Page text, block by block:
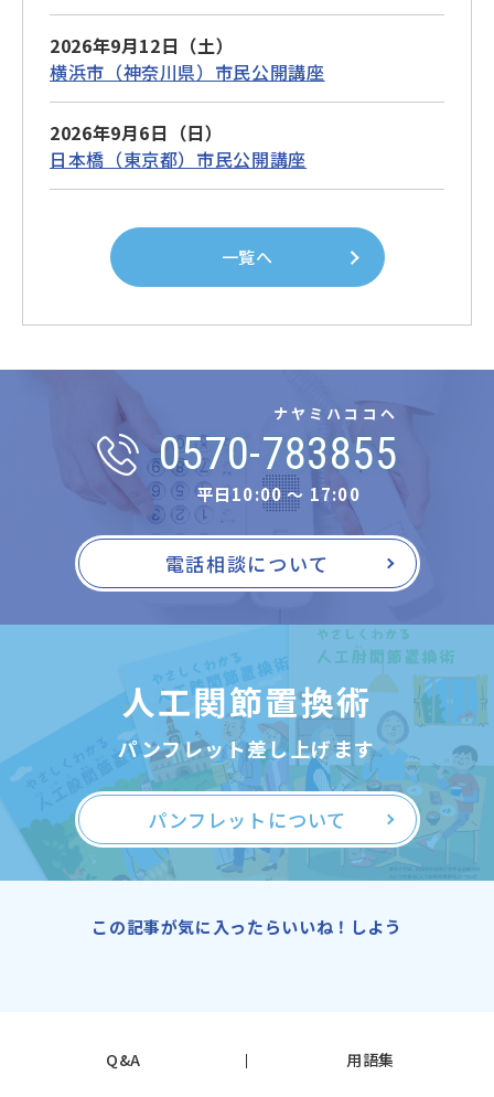
2026年9月12日（土）
横浜市（神奈川県）市民公開講座
2026年9月6日（日）
日本橋（東京都）市民公開講座
一覧へ
ナヤミハココヘ
0570-783855
平日10:00 〜 17:00
電話相談について
人工関節置換術
パンフレット差し上げます
パンフレットについて
この記事が気に入ったらいいね！しよう
Q&A 用語集